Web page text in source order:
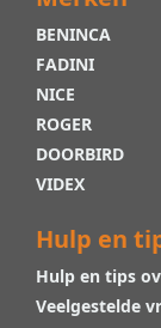
BENINCA
FADINI
NICE
ROGER
DOORBIRD
VIDEX
Hulp en
Hulp en tips
Veelgestelde